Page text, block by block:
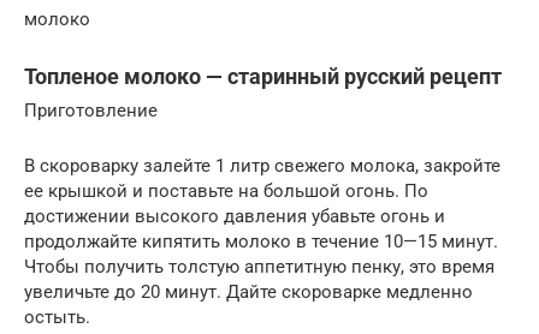
молоко
Топленое молоко — старинный русский рецепт
Приготовление
В скороварку залейте 1 литр свежего молока, закройте
ее крышкой и поставьте на большой огонь. По
достижении высокого давления убавьте огонь и
продолжайте кипятить молоко в течение 10—15 минут.
Чтобы получить толстую аппетитную пенку, это время
увеличьте до 20 минут. Дайте скороварке медленно
остыть.